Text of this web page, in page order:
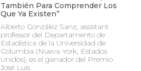
También Para Comprender Los
Que Ya Existen”
Alberto González Sanz, assistant
professor del Departamento de
Estadística de la Universidad de
Columbia (Nueva York, Estados
Unidos), es el ganador del Premio
José Luis